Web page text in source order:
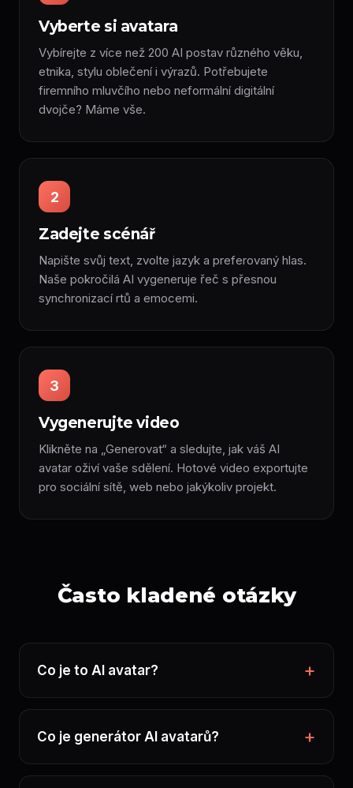
Vyberte si avatara
Vybírejte z více než 200 AI postav různého věku,
etnika, stylu oblečení i výrazů. Potřebujete
firemního mluvčího nebo neformální digitální
dvojče? Máme vše.
2
Zadejte scénář
Napište svůj text, zvolte jazyk a preferovaný hlas.
Naše pokročilá AI vygeneruje řeč s přesnou
synchronizací rtů a emocemi.
3
Vygenerujte video
Klikněte na „Generovat“ a sledujte, jak váš AI
avatar oživí vaše sdělení. Hotové video exportujte
pro sociální sítě, web nebo jakýkoliv projekt.
Často kladené otázky
Co je to AI avatar?
Co je generátor AI avatarů?